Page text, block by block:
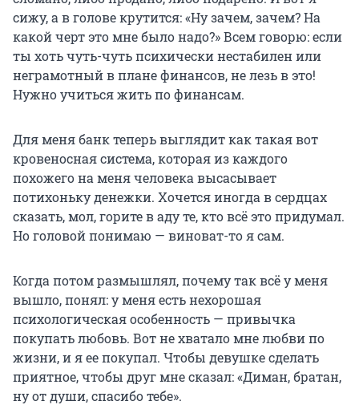
сижу, а в голове крутится: «Ну зачем, зачем? На
какой черт это мне было надо?» Всем говорю: если
ты хоть чуть-чуть психически нестабилен или
неграмотный в плане финансов, не лезь в это!
Нужно учиться жить по финансам.
Для меня банк теперь выглядит как такая вот
кровеносная система, которая из каждого
похожего на меня человека высасывает
потихоньку денежки. Хочется иногда в сердцах
сказать, мол, горите в аду те, кто всё это придумал.
Но головой понимаю — виноват-то я сам.
Когда потом размышлял, почему так всё у меня
вышло, понял: у меня есть нехорошая
психологическая особенность — привычка
покупать любовь. Вот не хватало мне любви по
жизни, и я ее покупал. Чтобы девушке сделать
приятное, чтобы друг мне сказал: «Диман, братан,
ну от души, спасибо тебе».